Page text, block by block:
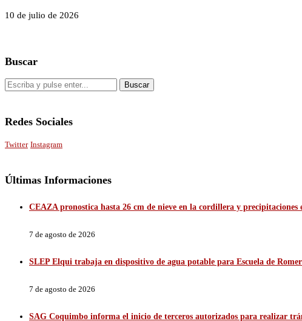
10 de julio de 2026
Buscar
Redes Sociales
Twitter Instagram
Últimas Informaciones
CEAZA pronostica hasta 26 cm de nieve en la cordillera y precipitaciones
7 de agosto de 2026
SLEP Elqui trabaja en dispositivo de agua potable para Escuela de
7 de agosto de 2026
SAG Coquimbo informa el inicio de terceros autorizados para realizar